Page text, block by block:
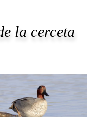
la cerceta